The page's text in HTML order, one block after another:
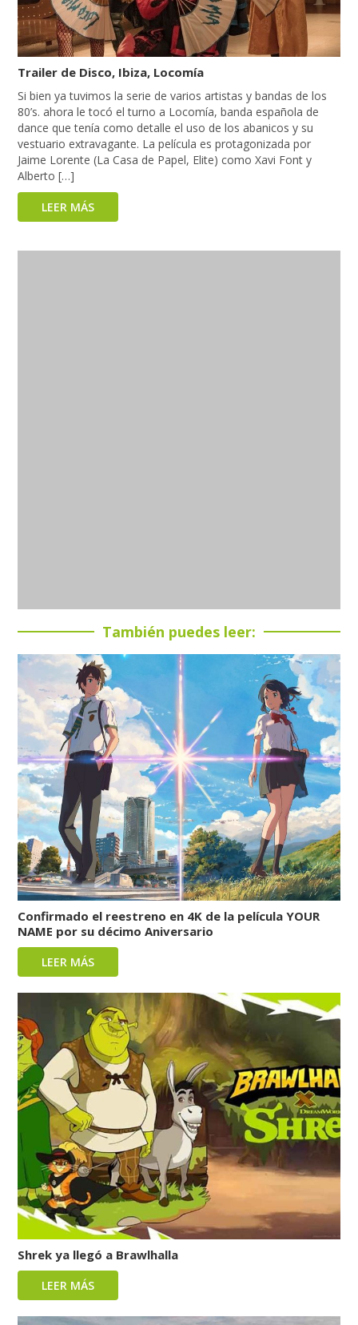
Trailer de Disco, Ibiza, Locomía
Si bien ya tuvimos la serie de varios artistas y bandas de los
80’s. ahora le tocó el turno a Locomía, banda española de
dance que tenía como detalle el uso de los abanicos y su
vestuario extravagante. La película es protagonizada por
Jaime Lorente (La Casa de Papel, Elite) como Xavi Font y
Alberto […]
LEER MÁS
También puedes leer:
Confirmado el reestreno en 4K de la película YOUR
NAME por su décimo Aniversario
LEER MÁS
Shrek ya llegó a Brawlhalla
LEER MÁS